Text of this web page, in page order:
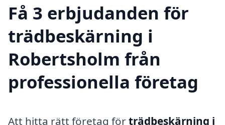
Få 3 erbjudanden för
trädbeskärning i
Robertsholm från
professionella företag
Att hitta rätt företag förträdbeskärning i